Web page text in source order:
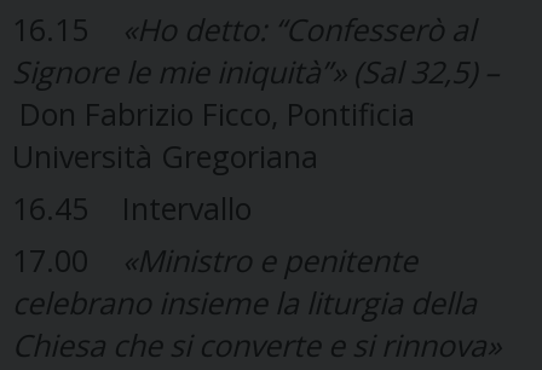
16.15 «Ho detto: “Confesserò al
Signore le mie iniquità”» (Sal 32,5) –
Don Fabrizio Ficco, Pontificia
Università Gregoriana
16.45 Intervallo
17.00 «Ministro e penitente
celebrano insieme la liturgia della
Chiesa che si converte e si rinnova»